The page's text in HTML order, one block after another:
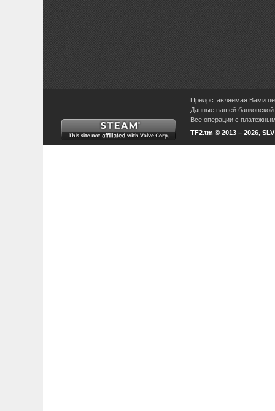
Предоставляемая Вами
Данные вашей
Все операции с
TF2.tm © 2013 – 2026,